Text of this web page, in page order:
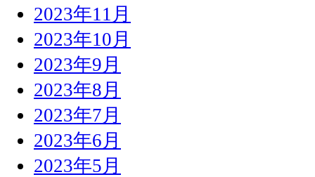
2023年11月
2023年10月
2023年9月
2023年8月
2023年7月
2023年6月
2023年5月